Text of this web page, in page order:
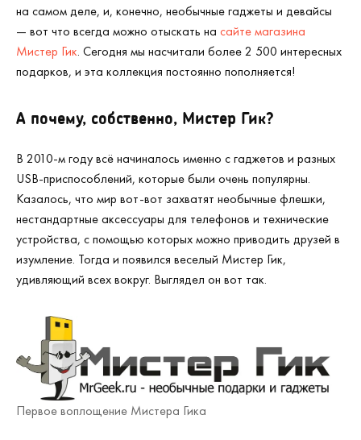
на самом деле, и, конечно, необычные гаджеты и девайсы
— вот что всегда можно отыскать на сайте магазина
Мистер Гик. Сегодня мы насчитали более 2 500 интересных
подарков, и эта коллекция постоянно пополняется!
А почему, собственно, Мистер Гик?
В 2010-м году всё начиналось именно с гаджетов и разных
USB-приспособлений, которые были очень популярны.
Казалось, что мир вот-вот захватят необычные флешки,
нестандартные аксессуары для телефонов и технические
устройства, с помощью которых можно приводить друзей в
изумление. Тогда и появился веселый Мистер Гик,
удивляющий всех вокруг. Выглядел он вот так.
Первое воплощение Мистера Гика